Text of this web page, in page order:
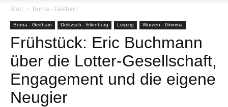
Start Borna - Geithain
Borna - Geithain Delitzsch - Eilenburg Leipzig Wurzen - Grimma
Frühstück: Eric Buchmann
über die Lotter-Gesellschaft,
Engagement und die eigene
Neugier